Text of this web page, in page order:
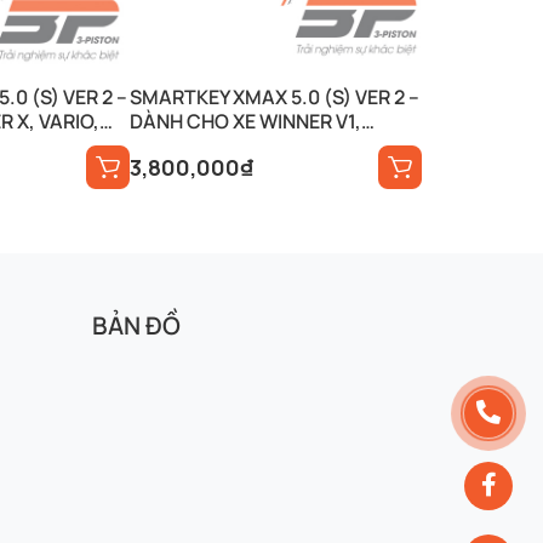
(S) VER 2 –
X, VARIO,
SMARTKEY XMAX 5.0 (S) VER 2 –
DÀNH CHO XE WINNER V1,
3,800,000₫
BẢN ĐỒ